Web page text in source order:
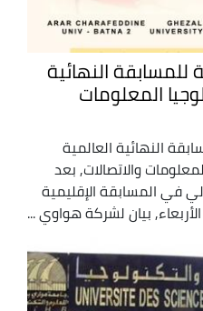
النهائية
المعلومات
النهائية العالمية
والاتصالات, بعد
في المسابقة الإقليمية
بيان لشركة هواوي ...